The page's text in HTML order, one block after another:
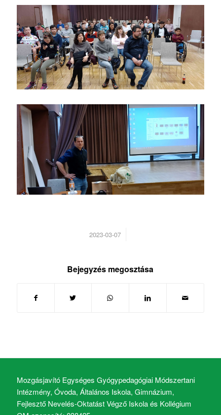
2023-03-07
/
Bejegyzés megosztása
Mozgásjavító Egységes Gyógypedagógiai Módszertani
Intézmény, Óvoda, Általános Iskola, Gimnázium,
Fejlesztő Nevelés-Oktatást Végző Iskola és Kollégium